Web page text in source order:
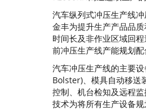
汽车纵列式冲压生产线
金丰为提升生产产品品
时间长及非作业区域回
前冲压生产线产能规划
汽车冲压生产线的主要
Bolster)、模具自动移送
控制、机台检知及远程
技术为将所有生产设备